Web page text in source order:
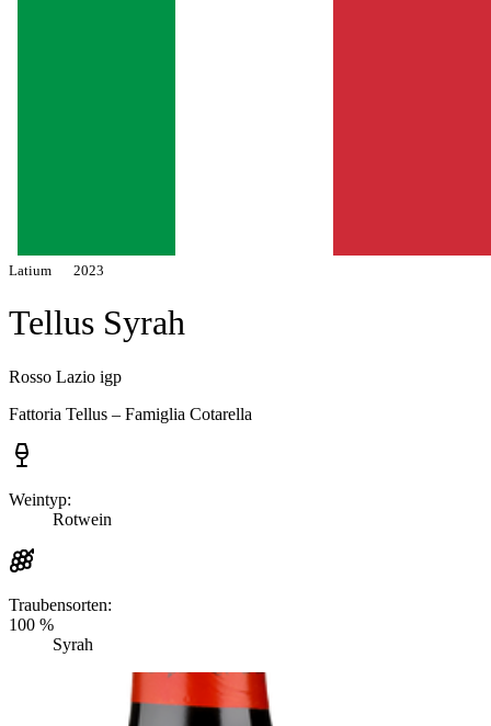
Latium 2023
Tellus Syrah
Rosso Lazio igp
Fattoria Tellus – Famiglia Cotarella
Weintyp:
Rotwein
Traubensorten:
100 %
Syrah